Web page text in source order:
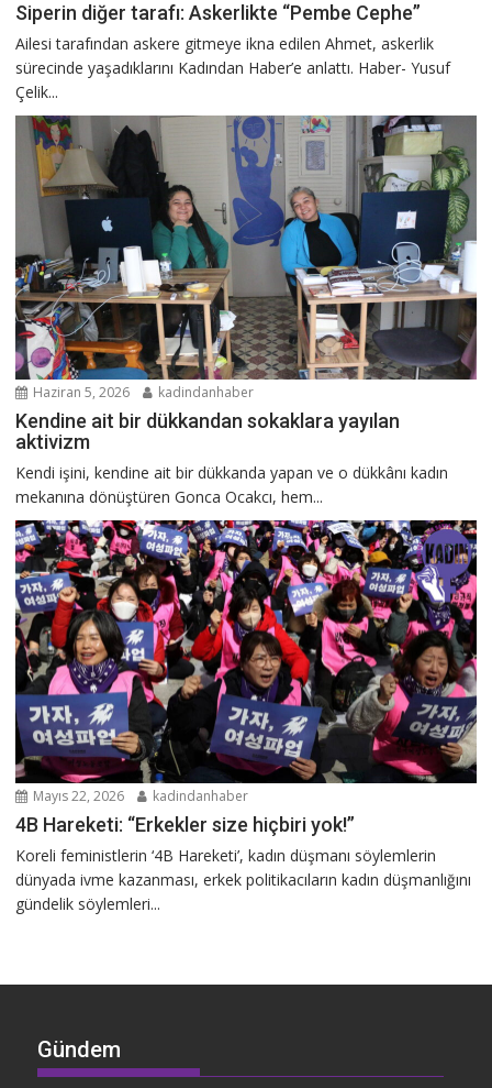
Siperin diğer tarafı: Askerlikte “Pembe Cephe”
Ailesi tarafından askere gitmeye ikna edilen Ahmet, askerlik
sürecinde yaşadıklarını Kadından Haber’e anlattı. Haber- Yusuf
Çelik...
Haziran 5, 2026 kadindanhaber
Kendine ait bir dükkandan sokaklara yayılan
aktivizm
Kendi işini, kendine ait bir dükkanda yapan ve o dükkânı kadın
mekanına dönüştüren Gonca Ocakcı, hem...
Mayıs 22, 2026 kadindanhaber
4B Hareketi: “Erkekler size hiçbiri yok!”
Koreli feministlerin ‘4B Hareketi’, kadın düşmanı söylemlerin
dünyada ivme kazanması, erkek politikacıların kadın düşmanlığını
gündelik söylemleri...
Gündem